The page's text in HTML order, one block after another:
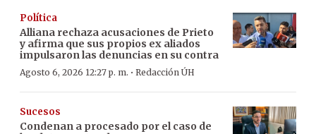
Política
Alliana rechaza acusaciones de Prieto
y afirma que sus propios ex aliados
impulsaron las denuncias en su contra
Agosto 6, 2026 12:27 p. m. · Redacción ÚH
Sucesos
Condenan a procesado por el caso de